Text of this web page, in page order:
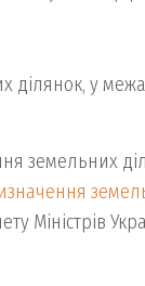
ділянок, у
земельних